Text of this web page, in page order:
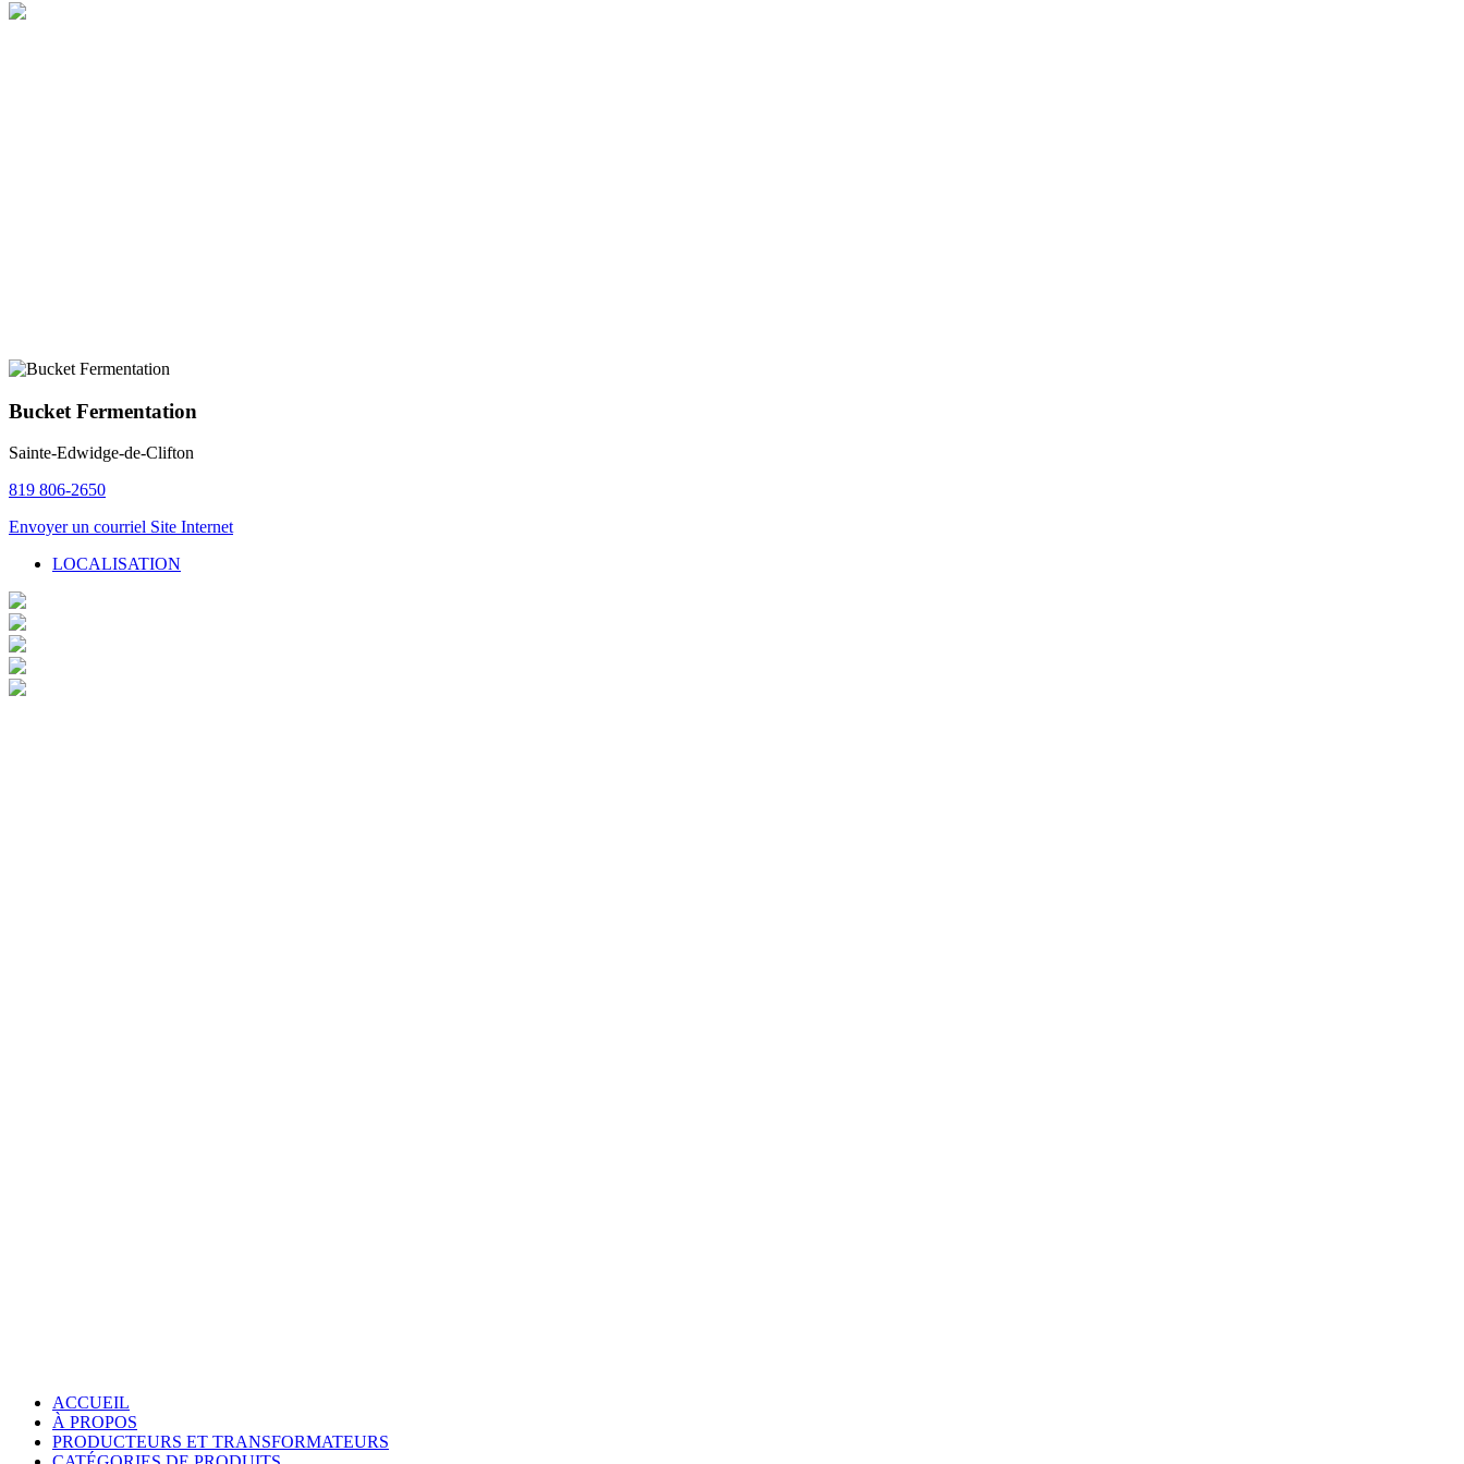
Bucket Fermentation
Sainte-Edwidge-de-Clifton
819 806-2650
Envoyer un courriel Site Internet
LOCALISATION
ACCUEIL
À PROPOS
PRODUCTEURS ET TRANSFORMATEURS